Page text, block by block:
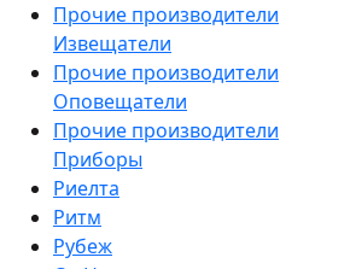
Прочие производители
Извещатели
Прочие производители
Оповещатели
Прочие производители
Приборы
Риелта
Ритм
Рубеж